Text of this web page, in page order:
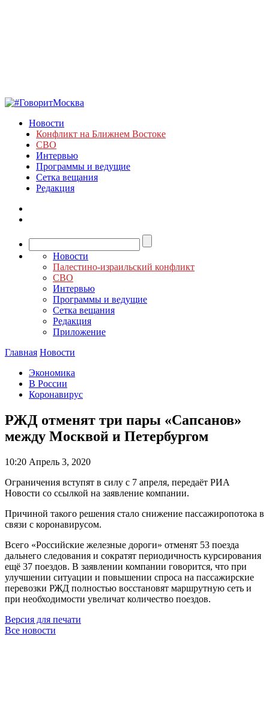
Новости
Конфликт на Ближнем Востоке
СВО
Интервью
Программы и ведущие
Сетка вещания
Редакция
Новости
Палестино-израильский конфликт
СВО
Интервью
Программы и ведущие
Сетка вещания
Редакция
Приложение
Главная Новости
Экономика
В России
Коронавирус
РЖД отменят три пары «Сапсанов»
между Москвой и Петербургом
10:20 Апрель 3, 2020
Ограничения вступят в силу с 7 апреля, передаёт РИА
Новости со ссылкой на заявление компании.
Причиной такого решения стало снижение пассажиропотока в
связи с коронавирусом.
Всего «Российские железные дороги» отменят 53 поезда
дальнего следования и сократят периодичность курсирования
ещё 37 поездов. В заявлении компании говорится, что при
улучшении ситуации и повышении спроса на пассажирские
перевозки РЖД полностью восстановят маршрутную сеть и
при необходимости увеличат количество поездов.
Версия для печати
Все новости